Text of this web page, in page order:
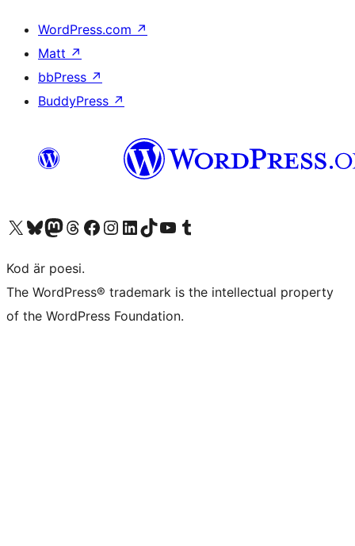
WordPress.com ↗
Matt ↗
bbPress ↗
BuddyPress ↗
Besök vår X-konto (f.d. Twitter)
Besök vårt Bluesky-konto
Besök vårt Mastodon-konto
Besök vårt Thread-konto
Besök vår Facebook-sidaBesök vårt Instagram-konto
Besök vårt LinkedIn-konto
Besök vårt TikTok-konto
Besök vår YouTube-kanalBesök vårt Tumblr-konto
Kod är poesi.
The WordPress® trademark is the intellectual property
of the WordPress Foundation.